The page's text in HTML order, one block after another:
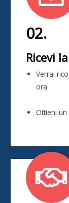
02.
Ricevi
Verrai
ora
Ottieni